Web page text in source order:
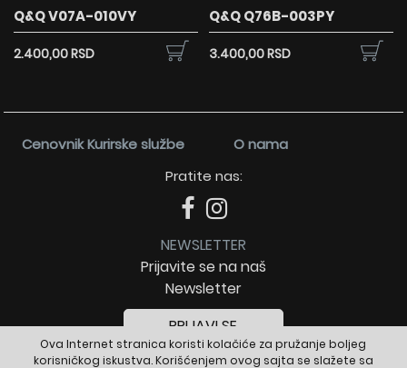
Ova Internet stranica koristi kolačiće za pružanje boljeg
korisničkog iskustva. Korišćenjem ovog sajta se slažete sa
Q&Q V07A-010VY
2.400,00 RSD
Q&Q Q76B-003PY
3.400,00 RSD
Cenovnik Kurirske službe
O nama
Pratite nas:
NEWSLETTER
Prijavite se na naš
Newsletter
PRIJAVI SE